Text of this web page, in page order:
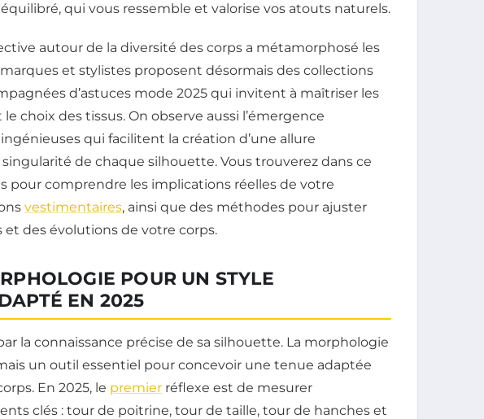
qui vous ressemble et valorise vos atouts naturels.
autour de la diversité des corps a métamorphosé les
et stylistes proposent désormais des collections
d’astuces mode 2025 qui invitent à maîtriser les
choix des tissus. On observe aussi l’émergence
qui facilitent la création d’une allure
de chaque silhouette. Vous trouverez dans ce
pour comprendre les implications réelles de votre
vestimentaires, ainsi que des méthodes pour ajuster
et des évolutions de votre corps.
POUR UN STYLE
EN 2025
la connaissance précise de sa silhouette. La morphologie
un outil essentiel pour concevoir une tenue adaptée
En 2025, le premier réflexe est de mesurer
clés : tour de poitrine, tour de taille, tour de hanches et